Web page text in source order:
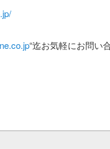
“迄お気軽にお問い